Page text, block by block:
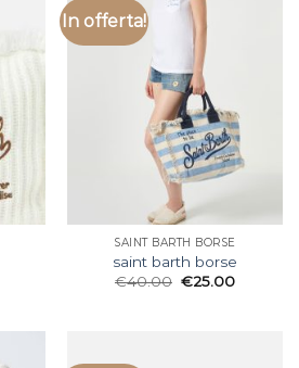
In offerta!
SAINT BARTH BORSE
saint barth borse
€40.00 €25.00